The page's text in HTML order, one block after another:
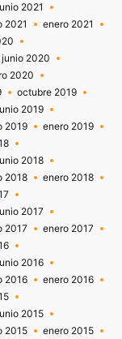
2021
2021
enero 2021
junio 2020
2020
octubre 2019
2019
2019
enero 2019
2018
2018
enero 2018
2017
2017
enero 2017
2016
2016
enero 2016
2015
2015 enero 2015